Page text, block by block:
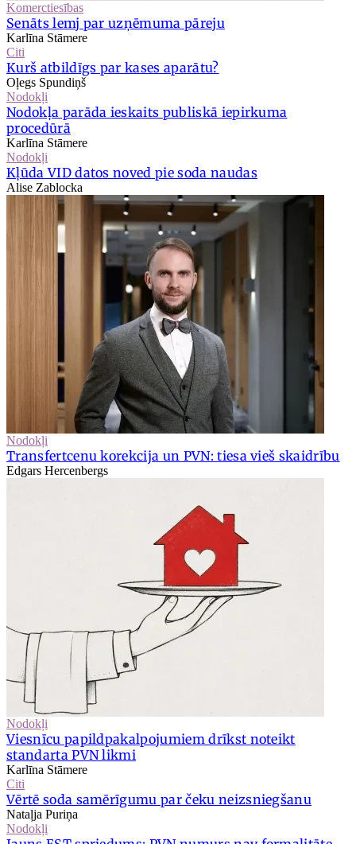
Komerctiesības
Senāts lemj par uzņēmuma pāreju
Karlīna Stāmere
Citi
Kurš atbildīgs par kases aparātu?
Oļegs Spundiņš
Nodokļi
Nodokļa parāda ieskaits publiskā iepirkuma
procedūrā
Karlīna Stāmere
Nodokļi
Kļūda VID datos noved pie soda naudas
Alise Zablocka
Nodokļi
Transfertcenu korekcija un PVN: tiesa vieš skaidrību
Edgars Hercenbergs
Nodokļi
Viesnīcu papildpakalpojumiem drīkst noteikt
standarta PVN likmi
Karlīna Stāmere
Citi
Vērtē soda samērīgumu par čeku neizsniegšanu
Nataļja Puriņa
Nodokļi